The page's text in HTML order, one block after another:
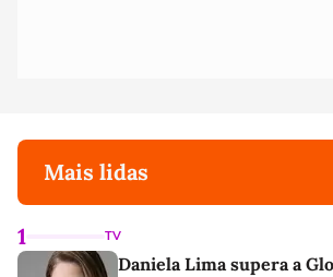
Mais lidas
1 TV
Daniela Lima supera a